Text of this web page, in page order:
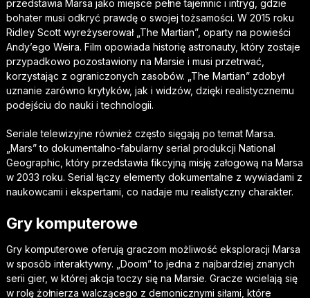
przedstawia Marsa jako miejsce pełne tajemnic i intryg, gdzie
bohater musi odkryć prawdę o swojej tożsamości. W 2015 roku
Ridley Scott wyreżyserował „The Martian”, oparty na powieści
Andy’ego Weira. Film opowiada historię astronauty, który zostaje
przypadkowo pozostawiony na Marsie i musi przetrwać,
korzystając z ograniczonych zasobów. „The Martian” zdobył
uznanie zarówno krytyków, jak i widzów, dzięki realistycznemu
podejściu do nauki i technologii.
Seriale telewizyjne również często sięgają po temat Marsa.
„Mars” to dokumentalno-fabularny serial produkcji National
Geographic, który przedstawia fikcyjną misję załogową na Marsa
w 2033 roku. Serial łączy elementy dokumentalne z wywiadami z
naukowcami i ekspertami, co nadaje mu realistyczny charakter.
Gry komputerowe
Gry komputerowe oferują graczom możliwość eksploracji Marsa
w sposób interaktywny. „Doom” to jedna z najbardziej znanych
serii gier, w której akcja toczy się na Marsie. Gracze wcielają się
w rolę żołnierza walczącego z demonicznymi siłami, które